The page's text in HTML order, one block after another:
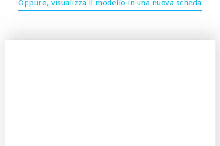
Oppure, visualizza il modello in una nuova scheda